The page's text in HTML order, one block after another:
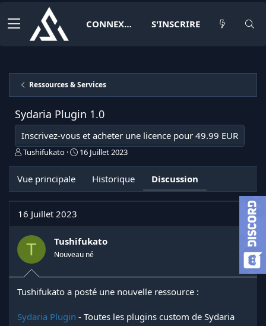
CONNEXION S'INSCRIRE
Ressources & Services
Sydaria Plugin 1.0
Inscrivez-vous et acheter une licence pour 49.99 EUR
I
t
i
t
u
d
l
a
s
Tushifukato
D
d
b
u
t
16 Juillet 2023
Vue principale Historique Discussion
16 Juillet 2023
T Tushifukato
Nouveau né
Tushifukato a posté une nouvelle ressource :
Sydaria Plugin - Toutes les plugins custom de Sydaria